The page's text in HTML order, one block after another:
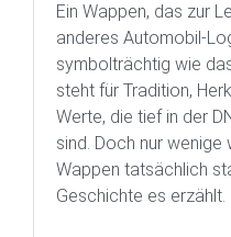
Ein Wappen, das zur
anderes Automobil-
symbolträchtig wie
steht für Tradition,
Werte, die tief in der
sind. Doch nur
Wappen tatsächlich
Geschichte es